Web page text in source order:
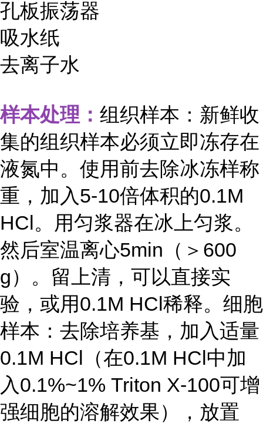
孔板振荡器
吸水纸
去离子水
样本处理： 组织样本：新鲜收
集的组织样本必须立即冻存在
液氮中。使用前去除冰冻样称
重，加入5-10倍体积的0.1M
HCl。用匀浆器在冰上匀浆。
然后室温离心5min（＞600
g）。留上清，可以直接实
验，或用0.1M HCl稀释。细胞
样本：去除培养基，加入适量
0.1M HCl（在0.1M HCl中加
入0.1%~1% Triton X-100可增
强细胞的溶解效果），放置